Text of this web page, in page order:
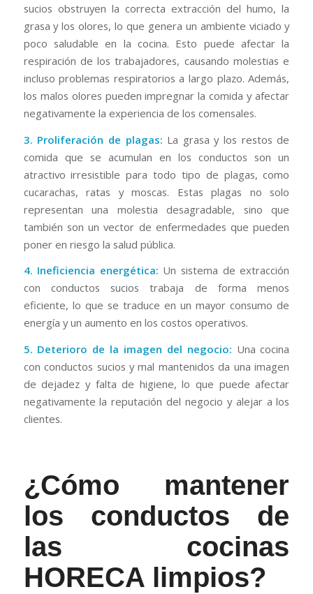
sucios obstruyen la correcta extracción del humo, la
grasa y los olores, lo que genera un ambiente viciado y
poco saludable en la cocina. Esto puede afectar la
respiración de los trabajadores, causando molestias e
incluso problemas respiratorios a largo plazo. Además,
los malos olores pueden impregnar la comida y afectar
negativamente la experiencia de los comensales.
3. Proliferación de plagas: La grasa y los restos de
comida que se acumulan en los conductos son un
atractivo irresistible para todo tipo de plagas, como
cucarachas, ratas y moscas. Estas plagas no solo
representan una molestia desagradable, sino que
también son un vector de enfermedades que pueden
poner en riesgo la salud pública.
4. Ineficiencia energética: Un sistema de extracción
con conductos sucios trabaja de forma menos
eficiente, lo que se traduce en un mayor consumo de
energía y un aumento en los costos operativos.
5. Deterioro de la imagen del negocio: Una cocina
con conductos sucios y mal mantenidos da una imagen
de dejadez y falta de higiene, lo que puede afectar
negativamente la reputación del negocio y alejar a los
clientes.
¿Cómo mantener
los conductos de
las cocinas
HORECA limpios?